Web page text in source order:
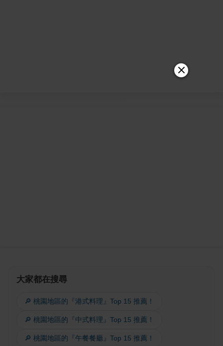
大家都在搜尋
🔎 桃園地區的『港式料理』Top 15 推薦！
🔎 桃園地區的『中式料理』Top 15 推薦！
🔎 桃園地區的『午餐餐廳』Top 15 推薦！